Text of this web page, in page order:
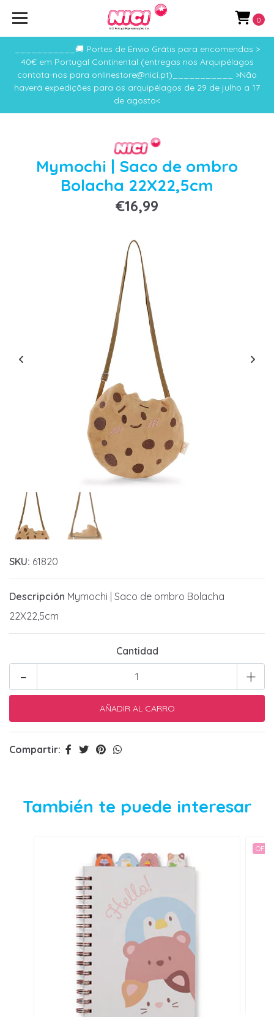
___________🚚 Portes de Envio Grátis para encomendas >
40€ em Portugal Continental (entregas nos Arquipélagos
contata-nos para onlinestore@nici.pt)___________ >Não
haverá expedições para os arquipélagos de 29 de julho a 17
de agosto<
0
Mymochi | Saco de ombro
Bolacha 22X22,5cm
€16,99
SKU: 61820
Descripción Mymochi | Saco de ombro Bolacha
22X22,5cm
Cantidad
+
-
Compartir:
También te puede interesar